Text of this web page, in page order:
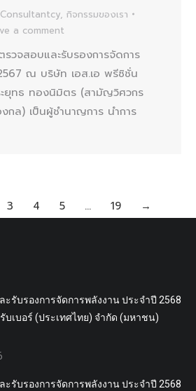
Consultantcy, กิจกรรมของเรา
a comment
รวจสอบและรับรองการจัดการ
ณ บริษัท เอส.เอ พรีซิชั่น
ยุทธ ทองนิมิตร (สามัญวิศวกร
งกล) เป็นผู้ชำนาญการ นำการ
3 4 5 … 19 →
ะรับรองการจัดการพลังงาน ประจำปี 2568
บเบอร์ (ประเทศไทย) จำกัด (มหาชน)
ะรับรองการจัดการพลังงาน ประจำปี 2568